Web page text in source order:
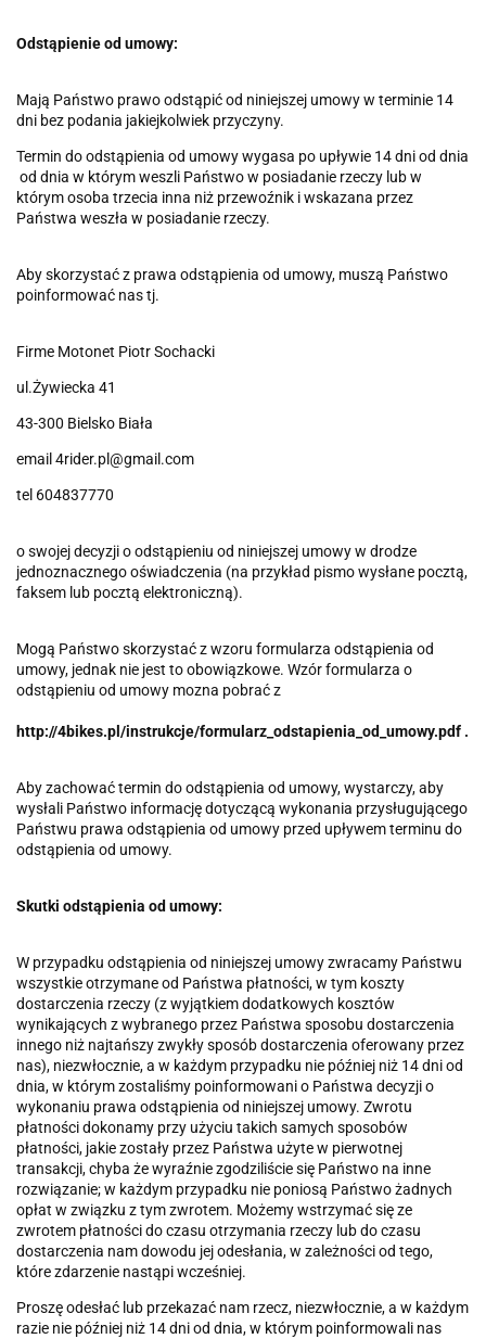
Odstąpienie od umowy:
Mają Państwo prawo odstąpić od niniejszej umowy w terminie 14
dni bez podania jakiejkolwiek przyczyny.
Termin do odstąpienia od umowy wygasa po upływie 14 dni od dnia
od dnia w którym weszli Państwo w posiadanie rzeczy lub w
którym osoba trzecia inna niż przewoźnik i wskazana przez
Państwa weszła w posiadanie rzeczy.
Aby skorzystać z prawa odstąpienia od umowy, muszą Państwo
poinformować nas tj.
Firme Motonet Piotr Sochacki
ul.Żywiecka 41
43-300 Bielsko Biała
email 4rider.pl@gmail.com
tel 604837770
o swojej decyzji o odstąpieniu od niniejszej umowy w drodze
jednoznacznego oświadczenia (na przykład pismo wysłane pocztą,
faksem lub pocztą elektroniczną).
Mogą Państwo skorzystać z wzoru formularza odstąpienia od
umowy, jednak nie jest to obowiązkowe. Wzór formularza o
odstąpieniu od umowy mozna pobrać z
http://4bikes.pl/instrukcje/formularz_odstapienia_od_umowy.pdf .
Aby zachować termin do odstąpienia od umowy, wystarczy, aby
wysłali Państwo informację dotyczącą wykonania przysługującego
Państwu prawa odstąpienia od umowy przed upływem terminu do
odstąpienia od umowy.
Skutki odstąpienia od umowy:
W przypadku odstąpienia od niniejszej umowy zwracamy Państwu
wszystkie otrzymane od Państwa płatności, w tym koszty
dostarczenia rzeczy (z wyjątkiem dodatkowych kosztów
wynikających z wybranego przez Państwa sposobu dostarczenia
innego niż najtańszy zwykły sposób dostarczenia oferowany przez
nas), niezwłocznie, a w każdym przypadku nie później niż 14 dni od
dnia, w którym zostaliśmy poinformowani o Państwa decyzji o
wykonaniu prawa odstąpienia od niniejszej umowy. Zwrotu
płatności dokonamy przy użyciu takich samych sposobów
płatności, jakie zostały przez Państwa użyte w pierwotnej
transakcji, chyba że wyraźnie zgodziliście się Państwo na inne
rozwiązanie; w każdym przypadku nie poniosą Państwo żadnych
opłat w związku z tym zwrotem. Możemy wstrzymać się ze
zwrotem płatności do czasu otrzymania rzeczy lub do czasu
dostarczenia nam dowodu jej odesłania, w zależności od tego,
które zdarzenie nastąpi wcześniej.
Proszę odesłać lub przekazać nam rzecz, niezwłocznie, a w każdym
razie nie później niż 14 dni od dnia, w którym poinformowali nas